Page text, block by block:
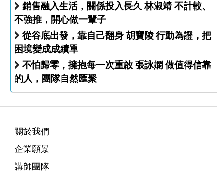
銷售融入生活，關係投入長久 林淑靖 不計較、
不強推，開心做一輩子
從谷底出發，靠自己翻身 胡寶陵 行動為證，把
困境變成成績單
不怕歸零，擁抱每一次重啟 張詠嫻 做值得信靠
的人，團隊自然匯聚
關於我們
企業願景
講師團隊